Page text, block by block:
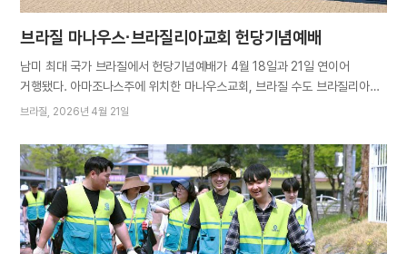
브라질 마나우스·브라질리아교회 헌당기념예배
남미 최대 국가 브라질에서 헌당기념예배가 4월 18일과 21일 연이어
거행됐다. 아마조나스주에 위치한 마나우스교회, 브라질 수도 브라질리아
연방특구에 건립된 브라질리아교회 두 곳이다. 각각 안식일 오전 예배 및
속에 드려졌다. 브라질을 방문한 총회장 김주철 목사는 헌당기념예배를 통해
브라질 전역에 엘로힘 하나님의 축복이 넘쳐나길 기원했다.
마나우스교회에서는 “새 언약의 유월절로 영생을 허락하신 예수님을
초대교회 성도들이 믿고 따랐듯, 사단에 의해 훼파된 새 언약 진리를
복구하신 안상홍님을 오늘날 온 인류가 영접할 때 천국 열쇠를 받을 수
있다”며 교회가 그 축복을 만민에게 전하는 장소임을 일깨웠다.
브라질 2026년 4월 21일